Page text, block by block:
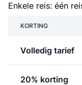
Enkele reis: één
KORTING
Volledig tarief
20% korting